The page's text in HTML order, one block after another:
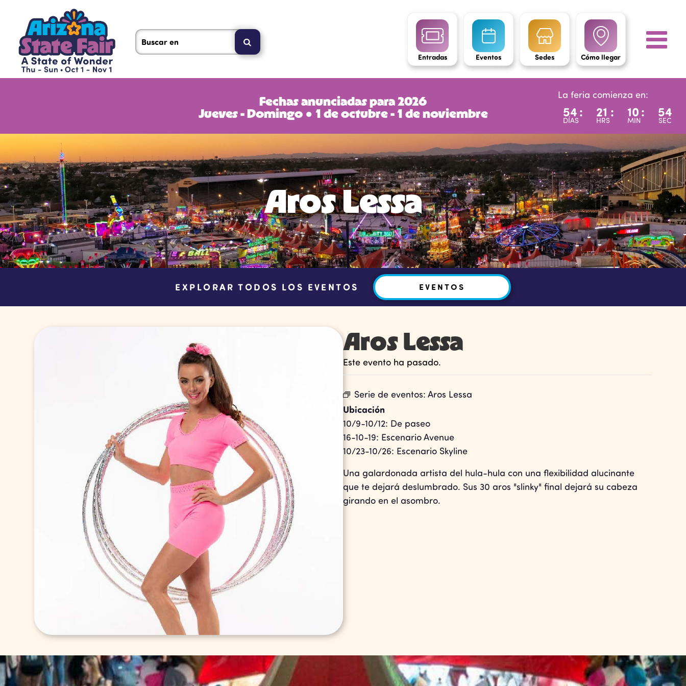
Entradas Eventos Sedes Cómo llegar
Fechas anunciadas para 2026
Jueves - Domingo ● 1 de octubre - 1 de noviembre
La feria comienza en:
54
DÍAS
: 21
HRS
: 10
MIN
: 53
SEC
Aros Lessa
EXPLORAR TODOS LOS EVENTOS EVENTOS
Aros Lessa
Este evento ha pasado.
Serie de eventos: Aros Lessa
Ubicación
10/9-10/12: De paseo
16-10-19: Escenario Avenue
10/23-10/26: Escenario Skyline
Una galardonada artista del hula-hula con una flexibilidad alucinante
que te dejará deslumbrado. Sus 30 aros "slinky" final dejará su cabeza
girando en el asombro.